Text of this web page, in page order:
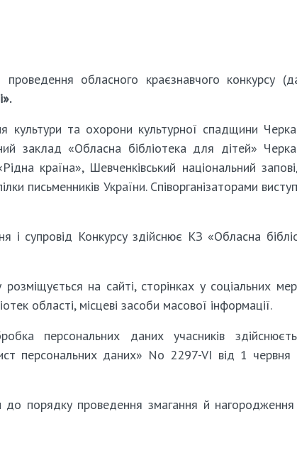
обласного краєзнавчого конкурсу
культури та охорони культурної спадщини
заклад «Обласна бібліотека для дітей»
країна», Шевченківський національний
письменників України. Співорганізаторами
і супровід Конкурсу здійснює КЗ «Обласна
на сайті, сторінках у соціальних
області, місцеві засоби масової інформації.
персональних даних учасників
персональних даних» No 2297-VІ від 1 червня
до порядку проведення змагання й